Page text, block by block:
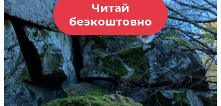
Читай
безкоштовно